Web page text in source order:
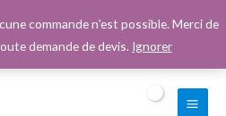
commande n'est possible. Merci de
demande de devis. Ignorer